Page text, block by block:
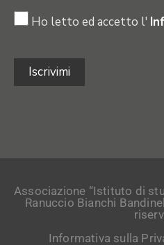
Ho letto ed accetto l'
Associazione “Istituto di
Ranuccio Bianchi
Informativa sulla